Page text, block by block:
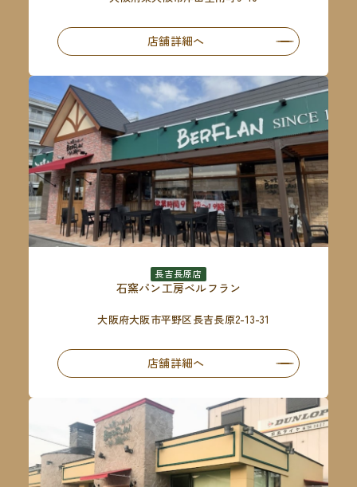
店舗詳細へ
長吉長原店
石窯パン工房ベルフラン
大阪府大阪市平野区長吉長原2-13-31
店舗詳細へ